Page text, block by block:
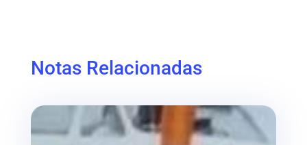
Notas Relacionadas